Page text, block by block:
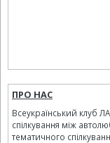
ПРО НАС
Всеукраїнський клуб
спілкування між
тематичного